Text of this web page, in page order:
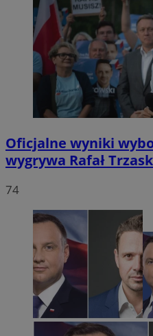
Oficjalne wyniki
wygrywa Rafał
74